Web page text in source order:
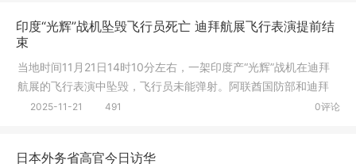
印度“光辉”战机坠毁飞行员死亡 迪拜航展飞行表演提前结
束
当地时间11月21日14时10分左右，一架印度产“光辉”战机在迪拜
航展的飞行表演中坠毁，飞行员未能弹射。阿联酋国防部和迪拜
媒体办
0评论
2025-11-21 491
日本外务省高官今日访华